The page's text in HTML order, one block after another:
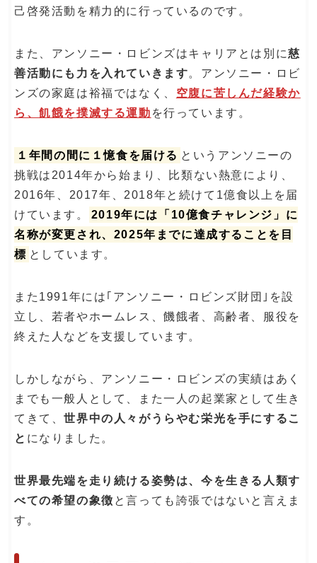
己啓発活動を精力的に行っているのです。
また、アンソニー・ロビンズはキャリアとは別に慈
善活動にも力を入れていきます。アンソニー・ロビ
ンズの家庭は裕福ではなく、 空腹に苦しんだ経験か
ら、飢餓を撲滅する運動 を行っています。
１年間の間に１憶食を届ける というアンソニーの
挑戦は2014年から始まり、比類ない熱意により、
2016年、2017年、2018年と続けて1億食以上を届
けています。
2019年には「10億食チャレンジ」に
名称が変更され、2025年までに達成することを目
標 としています。
また1991年には｢アンソニー・ロビンズ財団｣を設
立し、若者やホームレス、饑餓者、高齢者、服役を
終えた人などを支援しています。
しかしながら、アンソニー・ロビンズの実績はあく
までも一般人として、また一人の起業家として生き
てきて、世界中の人々がうらやむ栄光を手にするこ
と になりました。
世界最先端を走り続ける姿勢は、今を生きる人類す
べての希望の象徴 と言っても誇張ではないと言えま
す。